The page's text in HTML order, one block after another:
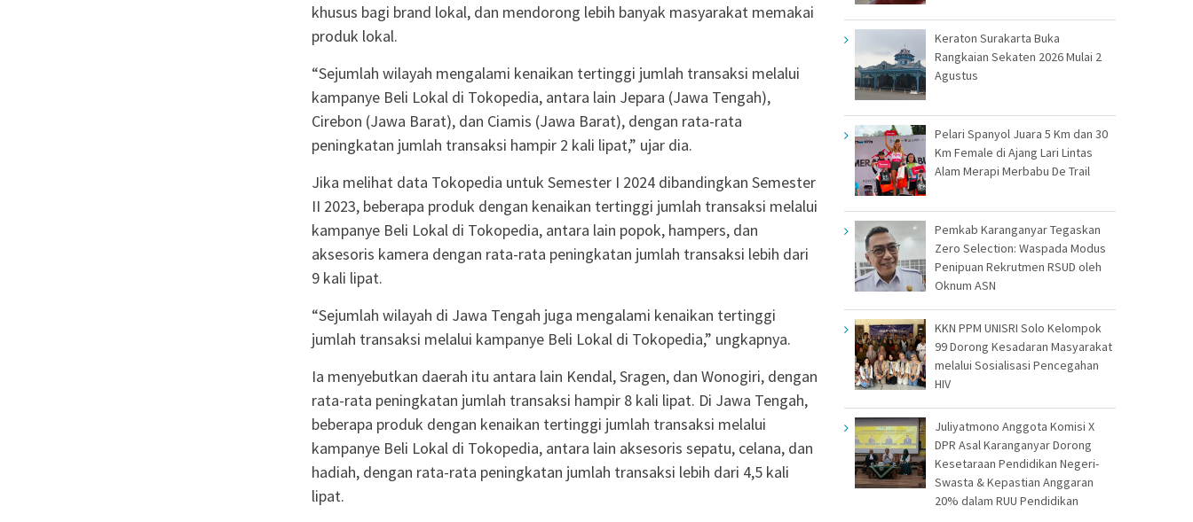
khusus bagi brand lokal, dan mendorong lebih banyak masyarakat memakai
produk lokal.
“Sejumlah wilayah mengalami kenaikan tertinggi jumlah transaksi melalui
kampanye Beli Lokal di Tokopedia, antara lain Jepara (Jawa Tengah),
Cirebon (Jawa Barat), dan Ciamis (Jawa Barat), dengan rata-rata
peningkatan jumlah transaksi hampir 2 kali lipat,” ujar dia.
Jika melihat data Tokopedia untuk Semester I 2024 dibandingkan Semester
II 2023, beberapa produk dengan kenaikan tertinggi jumlah transaksi melalui
kampanye Beli Lokal di Tokopedia, antara lain popok, hampers, dan
aksesoris kamera dengan rata-rata peningkatan jumlah transaksi lebih dari
9 kali lipat.
“Sejumlah wilayah di Jawa Tengah juga mengalami kenaikan tertinggi
jumlah transaksi melalui kampanye Beli Lokal di Tokopedia,” ungkapnya.
Ia menyebutkan daerah itu antara lain Kendal, Sragen, dan Wonogiri, dengan
rata-rata peningkatan jumlah transaksi hampir 8 kali lipat. Di Jawa Tengah,
beberapa produk dengan kenaikan tertinggi jumlah transaksi melalui
kampanye Beli Lokal di Tokopedia, antara lain aksesoris sepatu, celana, dan
hadiah, dengan rata-rata peningkatan jumlah transaksi lebih dari 4,5 kali
lipat.
Keraton Surakarta Buka
Rangkaian Sekaten 2026 Mulai 2
Agustus
Pelari Spanyol Juara 5 Km dan 30
Km Female di Ajang Lari Lintas
Alam Merapi Merbabu De Trail
Pemkab Karanganyar Tegaskan
Zero Selection: Waspada Modus
Penipuan Rekrutmen RSUD oleh
Oknum ASN
KKN PPM UNISRI Solo Kelompok
99 Dorong Kesadaran Masyarakat
melalui Sosialisasi Pencegahan
HIV
Juliyatmono Anggota Komisi X
DPR Asal Karanganyar Dorong
Kesetaraan Pendidikan Negeri-
Swasta & Kepastian Anggaran
20% dalam RUU Pendidikan